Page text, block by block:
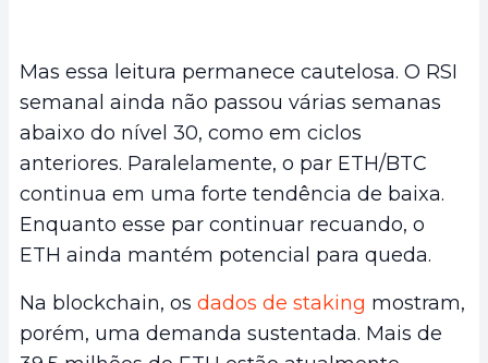
Mas essa leitura permanece cautelosa. O RSI
semanal ainda não passou várias semanas
abaixo do nível 30, como em ciclos
anteriores. Paralelamente, o par ETH/BTC
continua em uma forte tendência de baixa.
Enquanto esse par continuar recuando, o
ETH ainda mantém potencial para queda.
Na blockchain, os dados de staking mostram,
porém, uma demanda sustentada. Mais de